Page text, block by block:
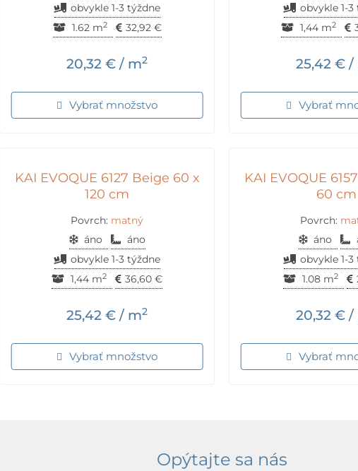
obvykle 1-3 týždne
1.62 m2 32,92 €
20,32 € / m2
Vybrať množstvo
obvykle 1-3
1,44 m2
25,42 € /
Vybrať
KAI EVOQUE 6127 Beige 60 x
120 cm
Povrch: matný
áno
áno
obvykle 1-3 týždne
1,44 m2 36,60 €
25,42 € / m2
Vybrať množstvo
KAI EVOQUE
60 cm
Povrch:
áno
obvykle 1-3
1.08 m2
20,32 € /
Vybrať
Opýtajte sa nás